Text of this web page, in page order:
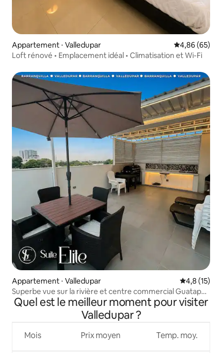
Appartement ⋅ Valledupar Évaluation
4,86 (65)
Loft rénové • Emplacement idéal • Climatisation et Wi-Fi
Appartement ⋅ Valledupar Évaluation
4,8 (15)
Superbe vue sur la rivière et centre commercial Guatapuri
à 8 minutes
Quel est le meilleur moment pour visiter
Valledupar ?
Mois Prix moyen Temp. moy.